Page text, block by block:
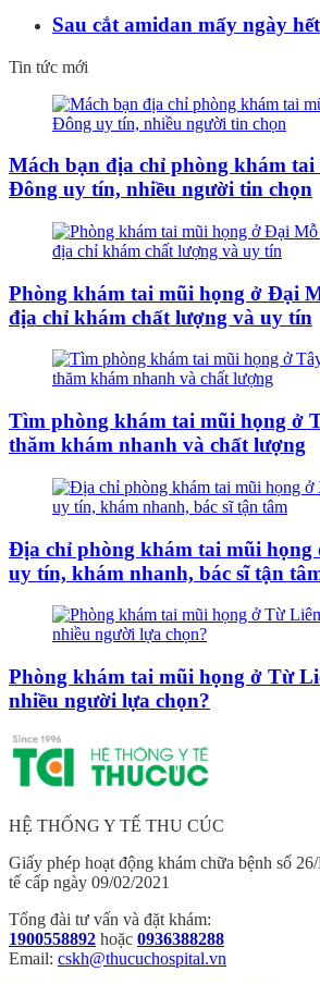
Sau cắt amidan mấy ngày
Tin tức mới
Mách bạn địa chỉ phòng khám
Đông uy tín, nhiều người tin chọn
Phòng khám tai mũi họng ở Đại
địa chỉ khám chất lượng và uy tín
Tìm phòng khám tai mũi họng ở
thăm khám nhanh và chất lượng
Địa chỉ phòng khám tai mũi họng
uy tín, khám nhanh, bác sĩ tận
Phòng khám tai mũi họng ở Từ
nhiều người lựa chọn?
HỆ THỐNG Y TẾ THU CÚC
Giấy phép hoạt động khám chữa bệnh số
tế cấp ngày 09/02/2021
Tổng đài tư vấn và đặt khám:
1900558892 hoặc 0936388288
Email: cskh@thucuchospital.vn